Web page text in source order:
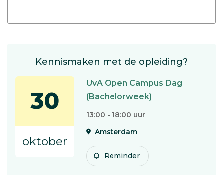
Kennismaken met de opleiding?
30
oktober
UvA Open Campus Dag
(Bachelorweek)
13:00 - 18:00 uur
Amsterdam
Reminder